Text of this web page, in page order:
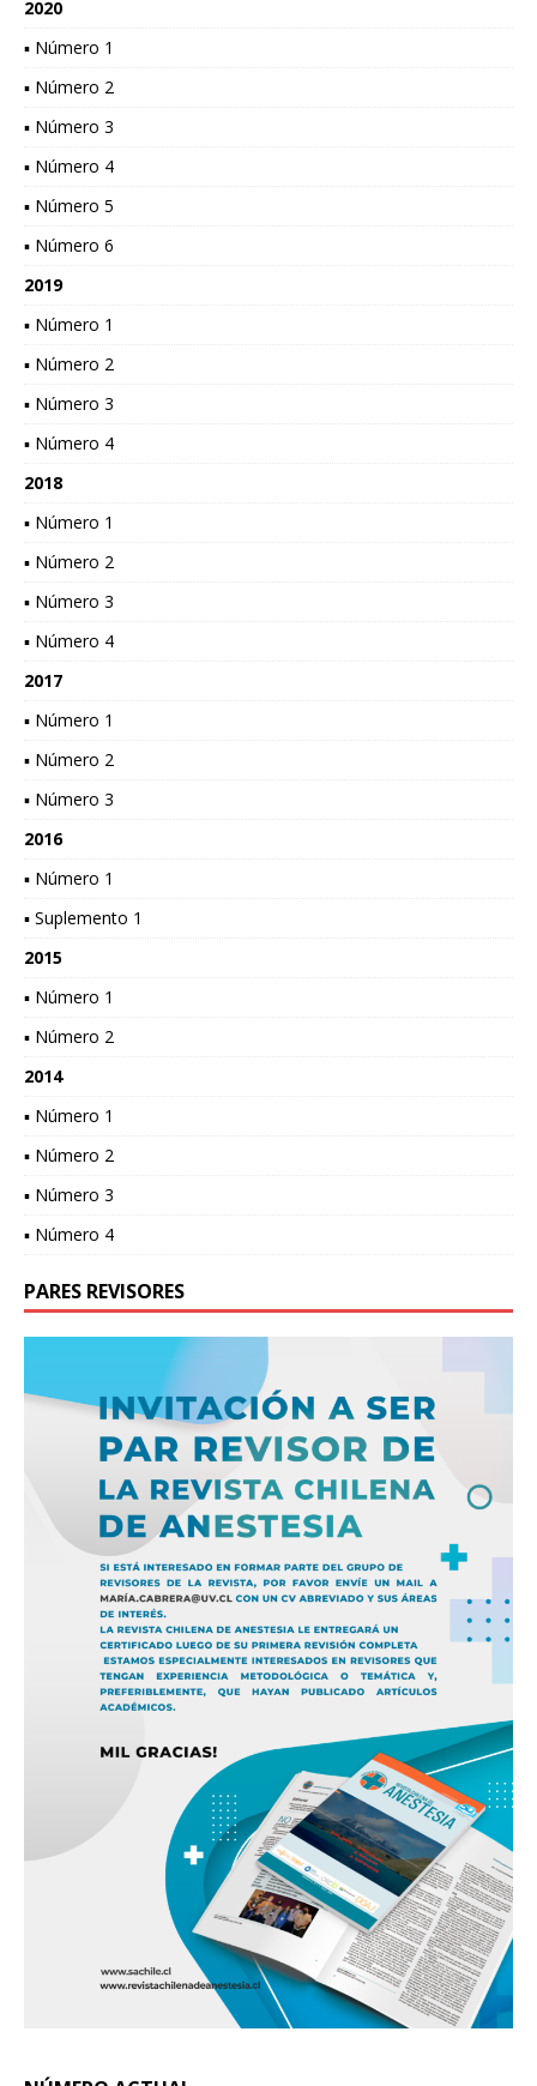
2020
▪ Número 1
▪ Número 2
▪ Número 3
▪ Número 4
▪ Número 5
▪ Número 6
2019
▪ Número 1
▪ Número 2
▪ Número 3
▪ Número 4
2018
▪ Número 1
▪ Número 2
▪ Número 3
▪ Número 4
2017
▪ Número 1
▪ Número 2
▪ Número 3
2016
▪ Número 1
▪ Suplemento 1
2015
▪ Número 1
▪ Número 2
2014
▪ Número 1
▪ Número 2
▪ Número 3
▪ Número 4
PARES REVISORES